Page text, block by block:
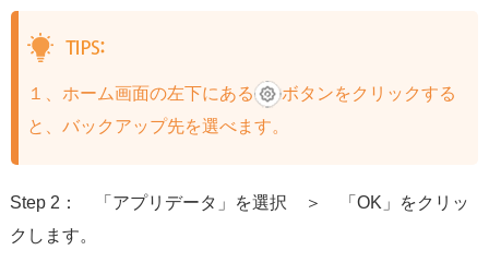
１、ホーム画面の左下にある
ボタンをクリックする
と、バックアップ先を選べます。
Step 2： 「アプリデータ」を選択 ＞ 「OK」をクリッ
クします。